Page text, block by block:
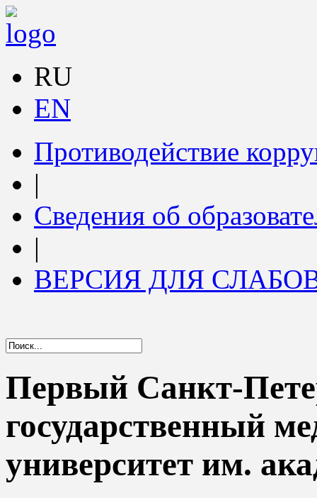
RU
EN
Противодействие
|
Сведения об
|
ВЕРСИЯ ДЛЯ
Первый Санкт-
государственный
университет им.